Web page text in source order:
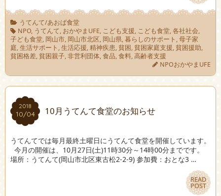
うてんて/あおば食堂
NPO, うてんて, おかやまUFE, こども支援, こども食堂,各社社会,
子ども食堂, 岡山市, 岡山市北区, 岡山県,暮らしのサポート ,母子家
庭,生活サポート ,生活応援,精神疾患,貧困,貧困家庭支援,貧困援助,
貧困格差,貧困親子,非営利団体,食品,食料,高齢者支援
NPOおかやまUFE
2018
10/04
2018
10/04 10月うてんて食堂のお知らせ
うてんてでは毎月最終土曜日にうてんて食堂を開催しています。
今月の開催は、10月27日(土)11時30分～14時00分までです。
場所：うてんて(岡山市北区東古松2-2-9) 参加費：おとな3 …
READ
POST
READ
POST